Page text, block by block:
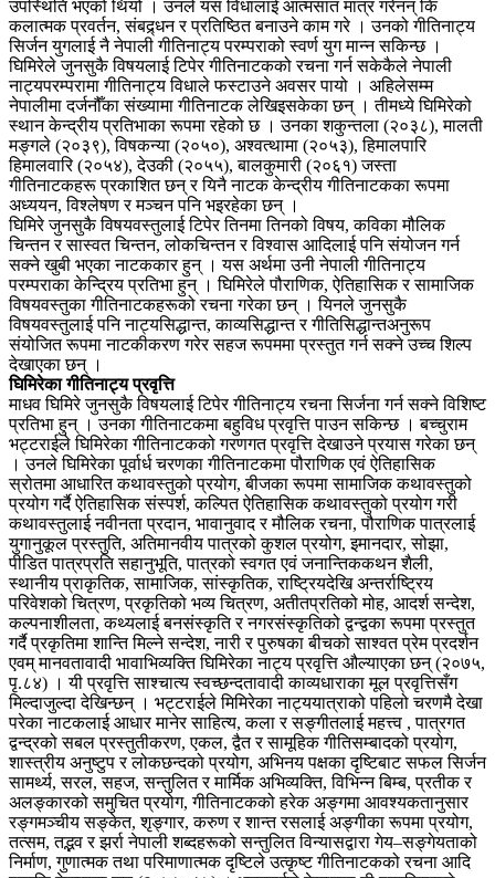
उपस्थिति भएको थियो । उनले यस विधालाई आत्मसात मात्र गरेनन् कि
कलात्मक प्रवर्तन, संबद्र्धन र प्रतिष्ठित बनाउने काम गरे । उनको गीतिनाट्य
सिर्जन युगलाई नै नेपाली गीतिनाट्य परम्पराको स्वर्ण युग मान्न सकिन्छ ।
घिमिरेले जुनसुकै विषयलाई टिपेर गीतिनाटकको रचना गर्न सकेकैले नेपाली
नाट्यपरम्परामा गीतिनाट्य विधाले फस्टाउने अवसर पायो । अहिलेसम्म
नेपालीमा दर्जनौँका संख्यामा गीतिनाटक लेखिइसकेका छन् । तीमध्ये घिमिरेको
स्थान केन्द्रीय प्रतिभाका रूपमा रहेको छ । उनका शकुन्तला (२०३८), मालती
मङ्गले (२०३९), विषकन्या (२०५०), अश्वत्थामा (२०५३), हिमालपारि
हिमालवारि (२०५४), देउकी (२०५५), बालकुमारी (२०६१) जस्ता
गीतिनाटकहरू प्रकाशित छन् र यिनै नाटक केन्द्रीय गीतिनाटकका रूपमा
अध्ययन, विश्लेषण र मञ्चन पनि भइरहेका छन् ।
घिमिरे जुनसुकै विषयवस्तुलाई टिपेर तिनमा तिनको विषय, कविका मौलिक
चिन्तन र सास्वत चिन्तन, लोकचिन्तन र विश्वास आदिलाई पनि संयोजन गर्न
सक्ने खुबी भएका नाटककार हुन् । यस अर्थमा उनी नेपाली गीतिनाट्य
परम्पराका केन्द्रिय प्रतिभा हुन् । घिमिरेले पौराणिक, ऐतिहासिक र सामाजिक
विषयवस्तुका गीतिनाटकहरूको रचना गरेका छन् । यिनले जुनसुकै
विषयवस्तुलाई पनि नाट्यसिद्धान्त, काव्यसिद्धान्त र गीतिसिद्धान्तअनुरूप
संयोजित रूपमा नाटकीकरण गरेर सहज रूपममा प्रस्तुत गर्न सक्ने उच्च शिल्प
देखाएका छन् ।
घिमिरेका गीतिनाट्य प्रवृत्ति
माधव घिमिरे जुनसुकै विषयलाई टिपेर गीतिनाट्य रचना सिर्जना गर्न सक्ने विशिष्ट
प्रतिभा हुन् । उनका गीतिनाटकमा बहुविध प्रवृत्ति पाउन सकिन्छ । बच्चुराम
भट्टराईले घिमिरेका गीतिनाटकको गरणगत प्रवृत्ति देखाउने प्रयास गरेका छन्
। उनले घिमिरेका पूर्वार्ध चरणका गीतिनाटकमा पौराणिक एवं ऐतिहासिक
स्रोतमा आधारित कथावस्तुको प्रयोग, बीजका रूपमा सामाजिक कथावस्तुको
प्रयोग गर्दै ऐतिहासिक संस्पर्श, कल्पित ऐतिहासिक कथावस्तुको प्रयोग गरी
कथावस्तुलाई नवीनता प्रदान, भावानुवाद र मौलिक रचना, पौराणिक पात्रलाई
युगानुकूल प्रस्तुति, अतिमानवीय पात्रको कुशल प्रयोग, इमानदार, सोझा,
पीडित पात्रप्रति सहानुभूति, पात्रको स्वगत एवं जनान्तिककथन शैली,
स्थानीय प्राकृतिक, सामाजिक, सांस्कृतिक, राष्ट्रियदेखि अन्तर्राष्ट्रिय
परिवेशको चित्रण, प्रकृतिको भव्य चित्रण, अतीतप्रतिको मोह, आदर्श सन्देश,
कल्पनाशीलता, कथ्यलाई बनसंस्कृति र नगरसंस्कृतिको द्वन्द्वका रूपमा प्रस्तुत
गर्दै प्रकृतिमा शान्ति मिल्ने सन्देश, नारी र पुरुषका बीचको साश्वत प्रेम प्रदर्शन
एवम् मानवतावादी भावाभिव्यक्ति घिमिरेका नाट्य प्रवृत्ति औल्याएका छन् (२०७५,
पृ.८४) । यी प्रवृत्ति साश्चात्य स्वच्छन्दतावादी काव्यधाराका मूल प्रवृत्तिसँग
मिल्दाजुल्दा देखिन्छन् । भट्टराईले मिमिरेका नाट्ययात्राको पहिलो चरणमै देखा
परेका नाटकलाई आधार मानेर साहित्य, कला र सङ्गीतलाई महत्त्व , पात्रगत
द्वन्द्रको सबल प्रस्तुतीकरण, एकल, द्वैत र सामूहिक गीतिसम्बादको प्रयोग,
शास्त्रीय अनुष्टुप र लोकछन्दको प्रयोग, अभिनय पक्षका दृष्टिबाट सफल सिर्जन
सामर्थ्य, सरल, सहज, सन्तुलित र मार्मिक अभिव्यक्ति, विभिन्न बिम्ब, प्रतीक र
अलङ्कारको समुचित प्रयोग, गीतिनाटकको हरेक अङ्गमा आवश्यकतानुसार
रङ्गमञ्चीय सङ्केत, शृङ्गार, करुण र शान्त रसलाई अङ्गीका रूपमा प्रयोग,
तत्सम, तद्भव र झर्रा नेपाली शब्दहरूको सन्तुलित विन्यासद्वारा गेय–सङ्गेयताको
निर्माण, गुणात्मक तथा परिमाणात्मक दृष्टिले उत्कृष्ट गीतिनाटकको रचना आदि